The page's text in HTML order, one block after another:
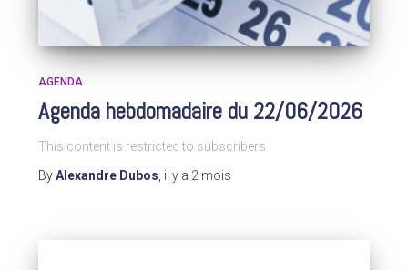
AGENDA
Agenda hebdomadaire du 22/06/2026
This content is restricted to subscribers
ByAlexandre Dubos il y a 2 mois